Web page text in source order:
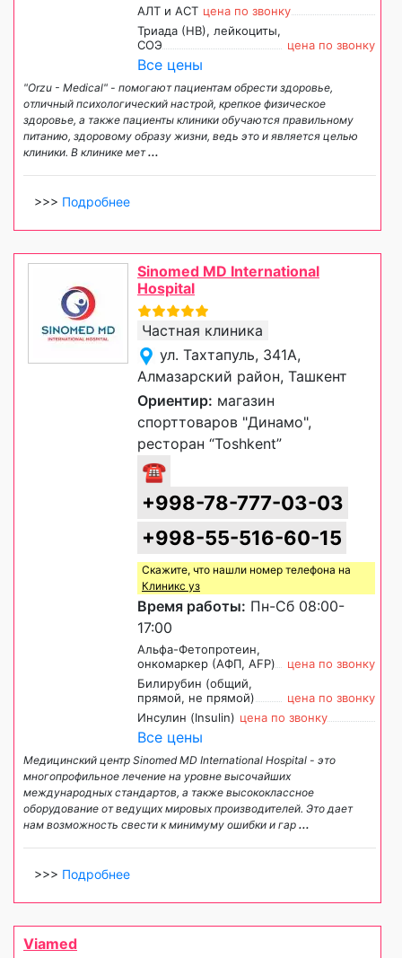
АЛТ и АСТ цена по звонку
Триада (НВ), лейкоциты,
СОЭ
цена по звонку
Все цены
"Orzu - Medical" - помогают пациентам обрести здоровье,
отличный психологический настрой, крепкое физическое
здоровье, а также пациенты клиники обучаются правильному
питанию, здоровому образу жизни, ведь это и является целью
клиники. В клинике мет...
>>> Подробнее
Sinomed MD International
Hospital
Частная клиника
ул. Тахтапуль, 341А,
Алмазарский район, Ташкент
Ориентир: магазин
спорттоваров "Динамо",
ресторан “Toshkent”
☎
+998-78-777-03-03
+998-55-516-60-15
Скажите, что нашли номер телефона на
Клиникс уз
Время работы: Пн-Сб 08:00-
17:00
Альфа-Фетопротеин,
онкомаркер (АФП, AFP)
цена по звонку
Билирубин (общий,
прямой, не прямой)
цена по звонку
Инсулин (Insulin) цена по звонку
Все цены
Медицинский центр Sinomed MD International Hospital - это
многопрофильное лечение на уровне высочайших
международных стандартов, а также высококлассное
оборудование от ведущих мировых производителей. Это дает
нам возможность свести к минимуму ошибки и гар ...
>>> Подробнее
Viamed